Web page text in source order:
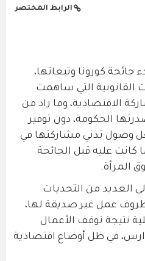
الرابط المختصر
جائحة كورونا وتبعاتها،
القانونية التي ساهمت
الاقتصادية، وما زاد من
الحكومة، دون توفير
وصول تدني مشاركتها في
عليه قبل الجائحة
المرأة.
العديد من التحديات
ظروف عمل غير صديقة لها،
نتيجة توقف الأعمال
في ظل أوضاع اقتصادية